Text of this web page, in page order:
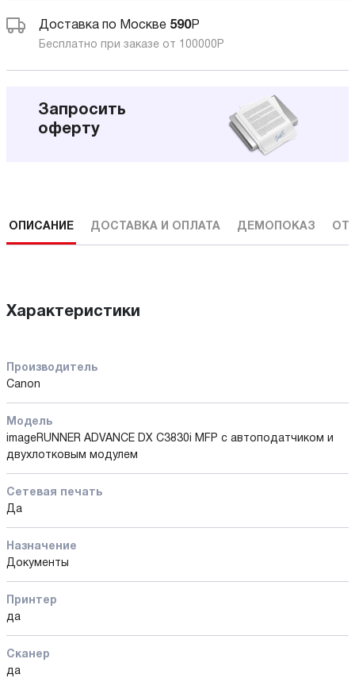
Доставка по Москве 590Р
Бесплатно при заказе от 100000 Р
Запросить
оферту
ОПИСАНИЕ ДОСТАВКА И ОПЛАТА ДЕМОПОКАЗ
Характеристики
Производитель
Canon
Модель
imageRUNNER ADVANCE DX C3830i MFP с автоподатчиком и
двухлотковым модулем
Сетевая печать
Да
Назначение
Документы
Принтер
да
Сканер
да